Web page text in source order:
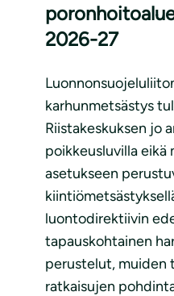
2026-27
karhunmetsästys
Riistakeskuksen jo
poikkeusluvilla eikä
asetukseen
luontodirektiivin
tapauskohtainen
perustelut, muiden
ratkaisujen